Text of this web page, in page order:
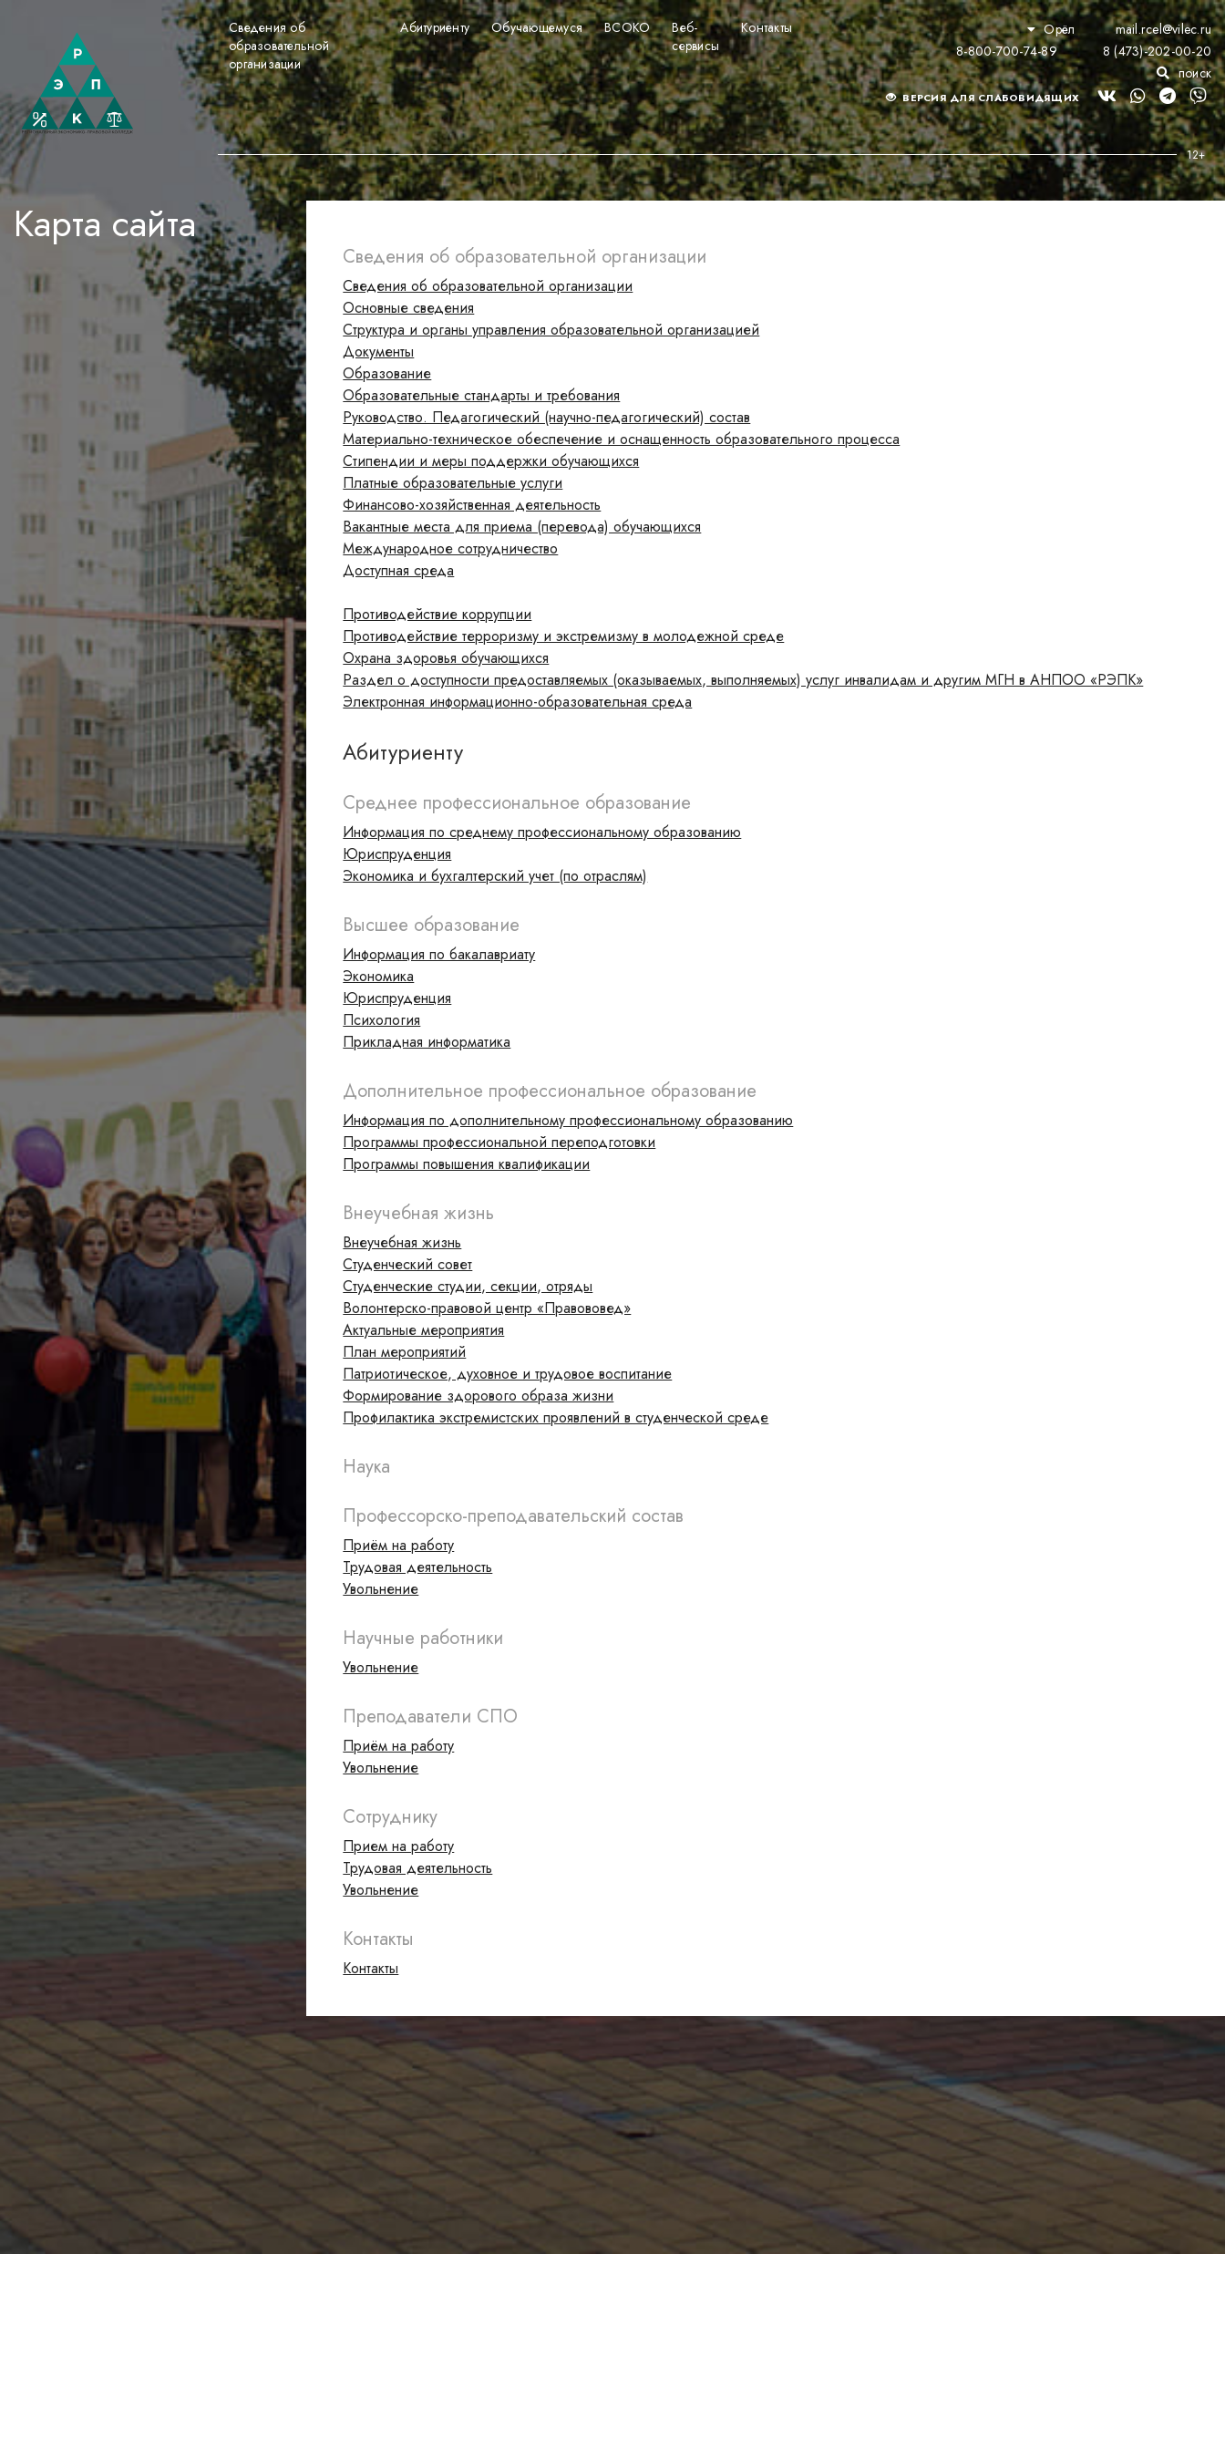
Сведения об
образовательной
организации
Абитуриенту Обучающемуся ВСОКО
Веб-
сервисы
Контакты Орёл
mail.rcel@vilec.ru
8-800-700-74-89
8 (473)-202-00-20
поиск
ВЕРСИЯ ДЛЯ СЛАБОВИДЯЩИХ
Карта сайта
Сведения об образовательной организации
Сведения об образовательной организации
Основные сведения
Структура и органы управления образовательной организацией
Документы
Образование
Образовательные стандарты и требования
Руководство. Педагогический (научно-педагогический) состав
Материально-техническое обеспечение и оснащенность образовательного процесса
Стипендии и меры поддержки обучающихся
Платные образовательные услуги
Финансовo-хозяйственная деятельность
Вакантные места для приема (перевода) обучающихся
Международное сотрудничество
Доступная среда
Противодействие коррупции
Противодействие терроризму и экстремизму в молодежной среде
Охрана здоровья обучающихся
Раздел о доступности предоставляемых (оказываемых, выполняемых) услуг инвалидам и другим МГН в АНПОО «РЭПК»
Электронная информационно-образовательная среда
Абитуриенту
Среднее профессиональное образование
Информация по среднему профессиональному образованию
Юриспруденция
Экономика и бухгалтерский учет (по отраслям)
Высшее образование
Информация по бакалавриату
Экономика
Юриспруденция
Психология
Прикладная информатика
Дополнительное профессиональное образование
Информация по дополнительному профессиональному образованию
Программы профессиональной переподготовки
Программы повышения квалификации
Внеучебная жизнь
Внеучебная жизнь
Студенческий совет
Студенческие студии, секции, отряды
Волонтерско-правовой центр «Правововед»
Актуальные мероприятия
План мероприятий
Патриотическое, духовное и трудовое воспитание
Формирование здорового образа жизни
Профилактика экстремистских проявлений в студенческой среде
Наука
Профессорско-преподавательский состав
Приём на работу
Трудовая деятельность
Увольнение
Научные работники
Увольнение
Преподаватели СПО
Приём на работу
Увольнение
Сотруднику
Прием на работу
Трудовая деятельность
Увольнение
Контакты
Контакты